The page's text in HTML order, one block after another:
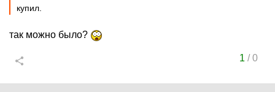
купил.
так можно было?
1 /0